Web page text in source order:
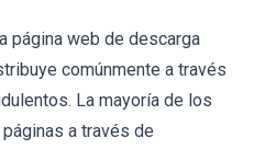
página web de descarga
comúnmente a través
La mayoría de los
a través de